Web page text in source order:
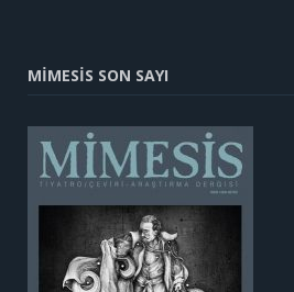
MİMESİS SON SAYI